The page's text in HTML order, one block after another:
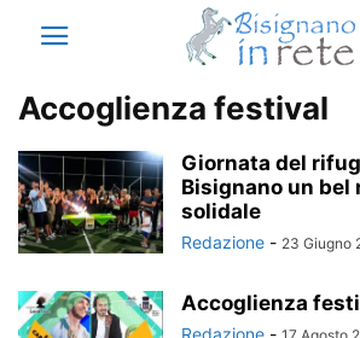
Accoglienza festival
Giornata del
Bisignano un bel
solidale
Redazione - 23 Giugno
Accoglienza
Redazione -